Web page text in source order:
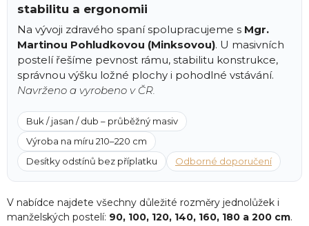
stabilitu a ergonomii
Na vývoji zdravého spaní spolupracujeme s Mgr.
Martinou Pohludkovou (Minksovou). U masivních
postelí řešíme pevnost rámu, stabilitu konstrukce,
správnou výšku ložné plochy i pohodlné vstávání.
Navrženo a vyrobeno v ČR.
Buk / jasan / dub – průběžný masiv
Výroba na míru 210–220 cm
Desítky odstínů bez příplatku
Odborné doporučení
V nabídce najdete všechny důležité rozměry jednolůžek i
manželských postelí: 90, 100, 120, 140, 160, 180 a 200 cm.